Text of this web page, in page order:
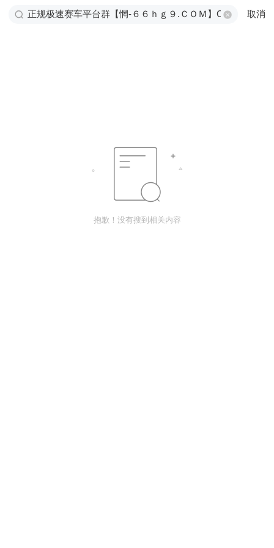
取消
抱歉！没有搜到相关内容